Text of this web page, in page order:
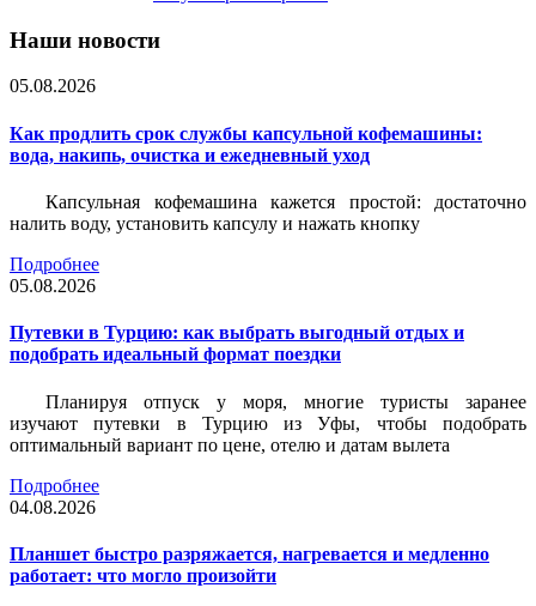
Наши новости
05.08.2026
Как продлить срок службы капсульной кофемашины:
вода, накипь, очистка и ежедневный уход
Капсульная кофемашина кажется простой: достаточно
налить воду, установить капсулу и нажать кнопку
Подробнее
05.08.2026
Путевки в Турцию: как выбрать выгодный отдых и
подобрать идеальный формат поездки
Планируя отпуск у моря, многие туристы заранее
изучают путевки в Турцию из Уфы, чтобы подобрать
оптимальный вариант по цене, отелю и датам вылета
Подробнее
04.08.2026
Планшет быстро разряжается, нагревается и медленно
работает: что могло произойти